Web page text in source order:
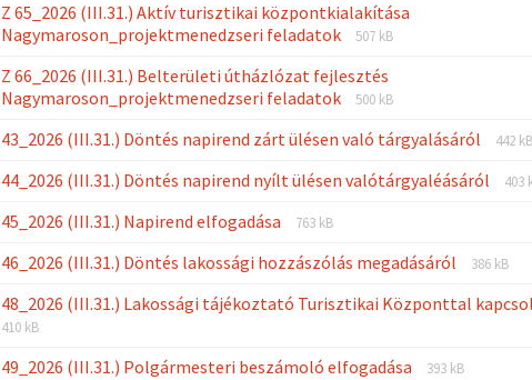
pdf
Z 65_2026 (III.31.) Aktív turisztikai központkialakítása
Nagymaroson_projektmenedzseri feladatok
File
pdf
File
507 kB
Z 66_2026 (III.31.) Belterületi útházlózat fejlesztés
Nagymaroson_projektmenedzseri feladatok
File
pdf
File
500 kB
43_2026 (III.31.) Döntés napirend zárt ülésen való tárgyalásáról
File
pdf
File
442
44_2026 (III.31.) Döntés napirend nyílt ülésen valótárgyaléásáról
File
File
403
45_2026 (III.31.) Napirend elfogadása
File
pdf
File
763 kB
46_2026 (III.31.) Döntés lakossági hozzászólás megadásáról
File
pdf
File
386 kB
48_2026 (III.31.) Lakossági tájékoztató Turisztikai Központtal
410 kB
49_2026 (III.31.) Polgármesteri beszámoló elfogadása
File
File
393 kB